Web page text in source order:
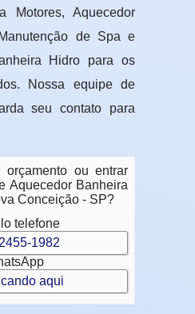
Motores, Aquecedor
de Spa e
Hidro para os
Nossa equipe de
seu contato para
ou entrar
Aquecedor Banheira
Conceição - SP?
telefone
1982
aqui